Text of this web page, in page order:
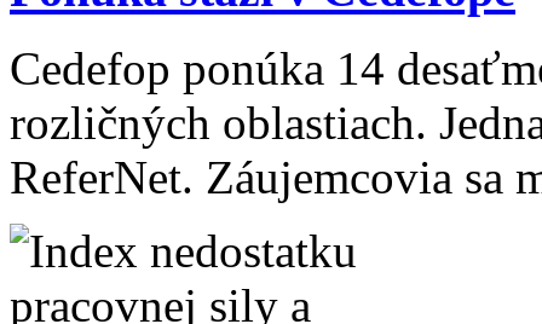
Cedefop ponúka 14
rozličných oblastiach.
ReferNet. Záujemcovia sa